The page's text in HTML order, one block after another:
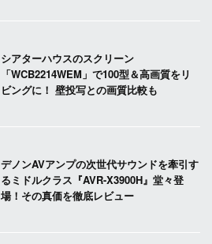
シアターハウスのスクリーン
「WCB2214WEM」で100型＆高画質をリ
ビングに！ 壁投写との画質比較も
デノンAVアンプの次世代サウンドを牽引す
るミドルクラス『AVR-X3900H』堂々登
場！その真価を徹底レビュー